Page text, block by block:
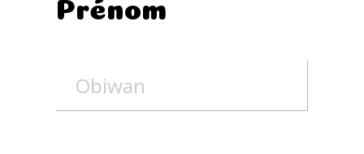
Prénom